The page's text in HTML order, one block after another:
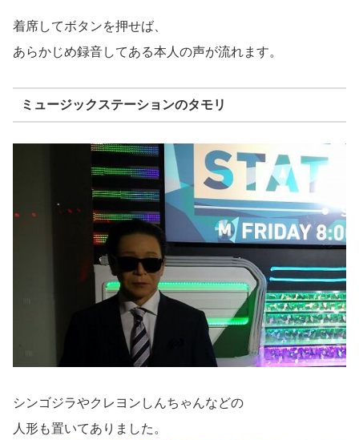
着席してボタンを押せば、
あらかじめ録音してある本人の声が流れます。
ミュージックステーションのタモリ
シンゴジラやクレヨンしんちゃんなどの
人形も置いてありました。